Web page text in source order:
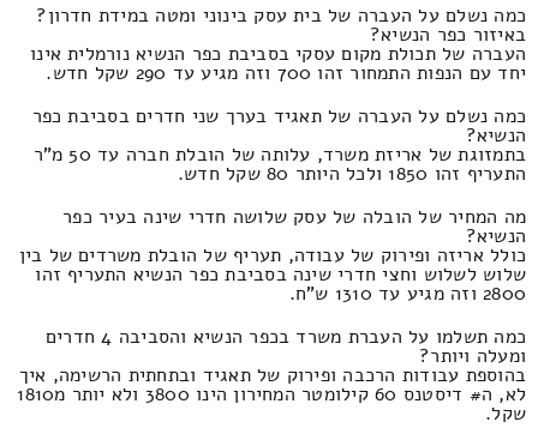
כמה נשלם על העברה של בית עסק בינוני ומטה במידת חדרון?
באיזור כפר הנשיא?
העברה של תכולת מקום עסקי בסביבת כפר הנשיא נורמלית אינו
יחד עם הנפות התמחור זהו 700 וזה מגיע עד 290 שקל חדש.
כמה נשלם על העברה של תאגיד בערך שני חדרים בסביבת כפר
הנשיא?
בתמזוגת של אריזת משרד, עלותה של הובלת חברה עד 50 מ"ר
התעריף זהו 1850 ולכל היותר 80 שקל חדש.
מה המחיר של הובלה של עסק שלושה חדרי שינה בעיר כפר
הנשיא?
כולל אריזה ופירוק של עבודה, תעריף של הובלת משרדים של בין
שלוש לשלוש וחצי חדרי שינה בסביבת כפר הנשיא התעריף זהו
2800 וזה מגיע עד 1310 ש"ח.
כמה תשלמו על העברת משרד בכפר הנשיא והסביבה 4 חדרים
ומעלה ויותר?
בהוספת עבודות הרכבה ופירוק של תאגיד ובתחתית הרשימה, איך
לא, ה# דיסטנס 60 קילומטר המחירון הינו 3800 ולא יותר מ1810
שקל.